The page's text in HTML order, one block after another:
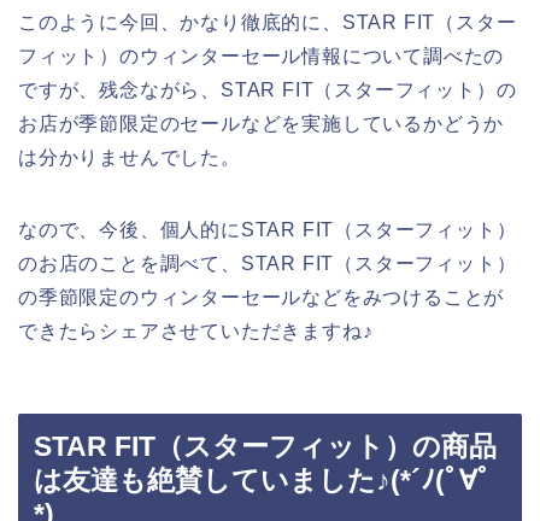
このように今回、かなり徹底的に、STAR FIT（スター
フィット）のウィンターセール情報について調べたの
ですが、残念ながら、STAR FIT（スターフィット）の
お店が季節限定のセールなどを実施しているかどうか
は分かりませんでした。
なので、今後、個人的にSTAR FIT（スターフィット）
のお店のことを調べて、STAR FIT（スターフィット）
の季節限定のウィンターセールなどをみつけることが
できたらシェアさせていただきますね♪
STAR FIT（スターフィット）の商品
は友達も絶賛していました♪(*´ﾉ(ﾟ∀ﾟ
*)